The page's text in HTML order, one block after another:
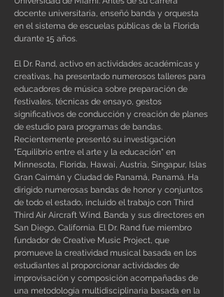
docente universitaria, enseñó banda y orquesta
en el sistema de escuelas públicas de la Florida
durante 15 años.
El Dr. Rand, activo en actividades académicas y
creativas, ha presentado numerosos talleres para
educadores de música sobre preparación de
festivales, técnicas de ensayo, gestos
significativos de conducción y creación de planes
de estudio para programas de bandas.
Recientemente presentó su investigación
"Equilibrio entre el arte y la educación" en
Minnesota, Florida, Hawai, Austria, Singapur, Islas
Gran Caimán y Ciudad de Panamá, Panamá. Ha
dirigido numerosas bandas de honor y conjuntos
de todo el estado, incluido el trabajo con Third
Third Air Aircraft Wind. Banda y sus directores en
San Diego, California. El Dr. Rand fue miembro
fundador de Creative Music Project, que
promueve la creatividad musical basada en los
estudiantes al proporcionar actividades de
improvisación y composición acompañadas de
una metodología multidisciplinaria basada en la